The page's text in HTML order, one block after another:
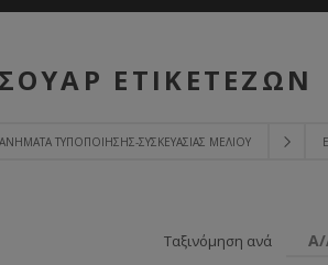
ΤΥΠΟΠΟΊΗΣΗΣ-ΣΥΣΚΕΥΑΣΊΑΣ ΜΕΛΙΟΎ
ΕΤΙΚΕΤΈΖΩΝ
Ταξινόμηση ανά Α/